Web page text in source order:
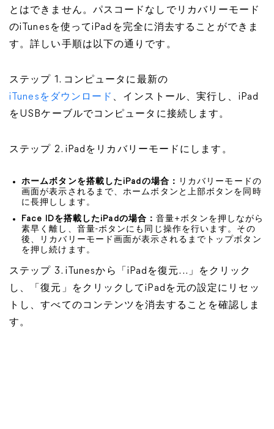
とはできません。パスコードなしでリカバリーモード
のiTunesを使ってiPadを完全に消去することができま
す。詳しい手順は以下の通りです。
ステップ 1. コンピュータに最新の
iTunesをダウンロード 、インストール、実行し、iPad
をUSBケーブルでコンピュータに接続します。
ステップ 2. iPadをリカバリーモードにします。
ホームボタンを搭載したiPadの場合： リカバリーモードの
画面が表示されるまで、ホームボタンと上部ボタンを同時
に長押しします。
Face IDを搭載したiPadの場合： 音量+ボタンを押しながら
素早く離し、音量-ボタンにも同じ操作を行います。その
後、リカバリーモード画面が表示されるまでトップボタン
を押し続けます。
ステップ 3. iTunesから「iPadを復元...」をクリック
し、「復元」をクリックしてiPadを元の設定にリセッ
トし、すべてのコンテンツを消去することを確認しま
す。